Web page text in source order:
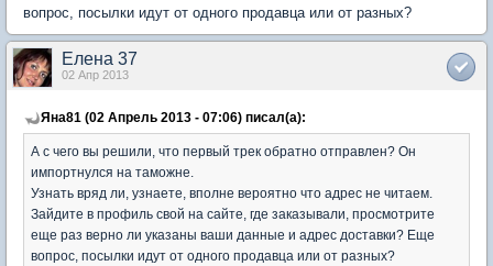
вопрос, посылки идут от одного продавца или от разных?
Елена 37
02 Апр 2013
Яна81 (02 Апрель 2013 - 07:06) писал(а):
А с чего вы решили, что первый трек обратно отправлен? Он
импортнулся на таможне.
Узнать вряд ли, узнаете, вполне вероятно что адрес не читаем.
Зайдите в профиль свой на сайте, где заказывали, просмотрите
еще раз верно ли указаны ваши данные и адрес доставки? Еще
вопрос, посылки идут от одного продавца или от разных?